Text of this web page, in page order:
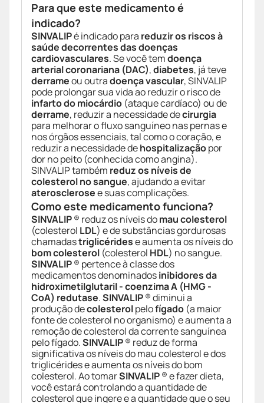
Para que este medicamento é
indicado?
SINVALIPé indicado para reduzir os riscos à
saúde decorrentes das doenças
cardiovasculares. Se você temdoença
arterial coronariana (DAC),diabetes, já teve
derrameou outradoença vascular, SINVALIP
pode prolongar sua vida ao reduzir o risco de
infarto do miocárdio (ataque cardíaco) ou de
derrame, reduzir a necessidade decirurgia
para melhorar o fluxo sanguíneo nas pernas e
nos órgãos essenciais, tal como o coração, e
reduzir a necessidade dehospitalizaçãopor
dor no peito (conhecida como angina).
SINVALIP também reduz os níveis de
colesterol no sangue, ajudando a evitar
aterosclerosee suas complicações.
Como este medicamento funciona?
SINVALIP® reduz os níveis domau colesterol
(colesterol LDL) e de substâncias gordurosas
chamadastriglicéridese aumenta os níveis do
bom colesterol (colesterol HDL) no sangue.
SINVALIP® pertence à classe dos
medicamentos denominadosinibidores da
hidroximetilglutaril - coenzima A (HMG -
CoA) redutase.SINVALIP® diminui a
produção decolesterolpelofígado (a maior
fonte de colesterol no organismo) e aumenta a
remoção de colesterol da corrente sanguínea
pelo fígado.SINVALIP® reduz de forma
significativa os níveis do mau colesterol e dos
triglicérides e aumenta os níveis do bom
colesterol. Ao tomarSINVALIP® e fazer dieta,
você estará controlando a quantidade de
colesterol que ingere e a quantidade que o seu